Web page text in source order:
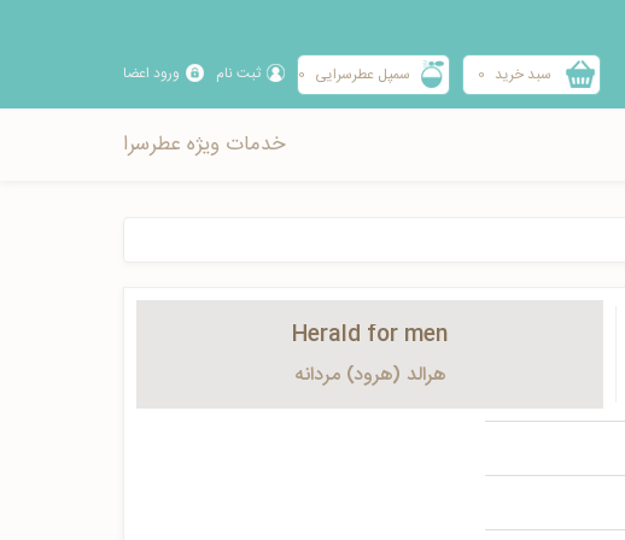
ورود اعضا ثبت نام سمپل عطرسرایی 0 سبد خرید 0
خدمات ویژه عطرسرا
Herald for men
هرالد (هرود) مردانه